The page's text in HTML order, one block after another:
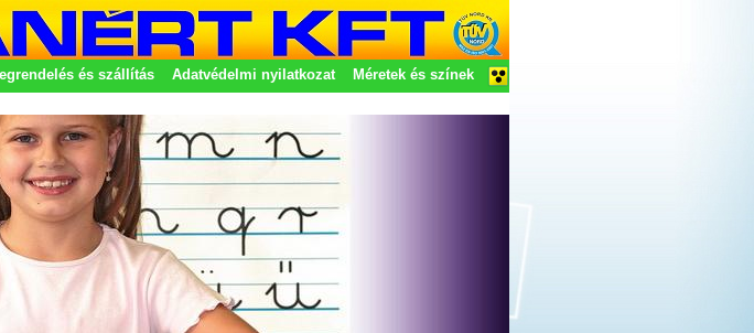
és szállítás Adatvédelmi nyilatkozat
Méretek és színek